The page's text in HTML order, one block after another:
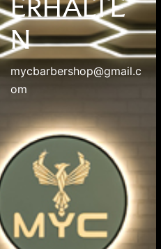
ERHALTE
N
mycbarbershop@gmail.c
om